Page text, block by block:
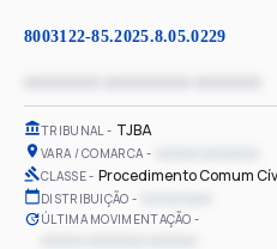
8003122-85.2025.8.05.0229
TRIBUNAL TJBA
VARA / COMARCA
CLASSE Procedimento Comum
DISTRIBUIÇÃO
ÚLTIMA MOVIMENTAÇÃO